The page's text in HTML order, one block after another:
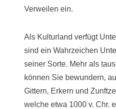
Verweilen ein.
Als Kulturland verfügt
sind ein Wahrzeichen
seiner Sorte. Mehr als
können Sie bewundern,
Gittern, Erkern und
welche etwa 1000 v. Chr.